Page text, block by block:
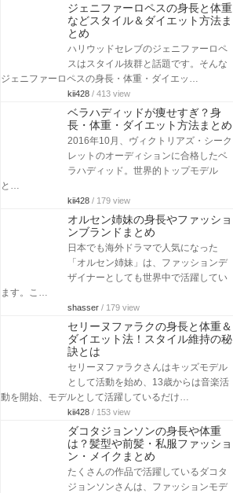
ジェニファーロペスの身長と体重
などスタイル＆ダイエット方法ま
とめ
ハリウッドセレブのジェニファーロペ
スはスタイル抜群と話題です。そんな
ジェニファーロペスの身長・体重・ダイエッ…
kii428 / 413 view
ベラハディッドが痩せすぎ？身
長・体重・ダイエット方法まとめ
2016年10月、ヴィクトリアズ・シーク
レットのオーディションに合格したベ
ラハディッド。世界的トップモデル
と…
kii428 / 179 view
オルセン姉妹の身長やファッショ
ンブランドまとめ
日本でも海外ドラマで人気になった
「オルセン姉妹」は、ファッションデ
ザイナーとしても世界中で活躍してい
ます。こ…
shasser / 179 view
セリーヌファラクの身長と体重＆
ダイエット法！スタイル維持の秘
訣とは
セリーヌファラクさんはキッズモデル
として活動を始め、13歳からは音楽活
動を開始、モデルとして活躍しているだけ…
kii428 / 153 view
ダコタジョンソンの身長や体重
は？髪型や前髪・私服ファッショ
ン・メイクまとめ
たくさんの作品で活躍しているダコタ
ジョンソンさんは、ファッションモデ